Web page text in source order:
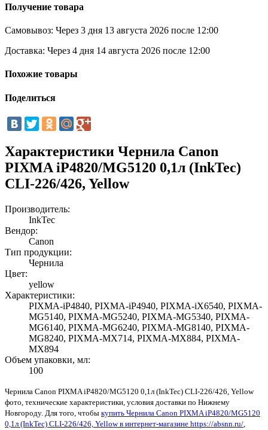
Получение товара
Самовывоз: Через 3 дня 13 августа 2026 после 12:00
Доставка: Через 4 дня 14 августа 2026 после 12:00
Похожие товары
Поделиться
Характеристики Чернила Canon
PIXMA iP4820/MG5120 0,1л (InkTec)
CLI-226/426, Yellow
Производитель:
InkTec
Вендор:
Canon
Тип продукции:
Чернила
Цвет:
yellow
Характеристики:
PIXMA-iP4840, PIXMA-iP4940, PIXMA-iX6540, PIXMA-
MG5140, PIXMA-MG5240, PIXMA-MG5340, PIXMA-
MG6140, PIXMA-MG6240, PIXMA-MG8140, PIXMA-
MG8240, PIXMA-MX714, PIXMA-MX884, PIXMA-
MX894
Объем упаковки, мл:
100
Чернила Canon PIXMA iP4820/MG5120 0,1л (InkTec) CLI-226/426, Yellow
фото, технические характеристики, условия доставки по Нижнему
Новгороду. Для того, чтобы купить Чернила Canon PIXMA iP4820/MG5120
0,1л (InkTec) CLI-226/426, Yellow в интернет-магазине https://absnn.ru/